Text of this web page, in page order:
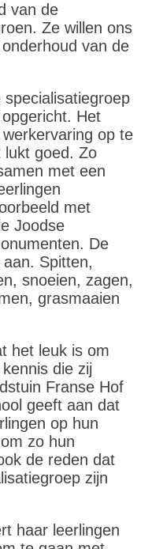
van de
Ze willen ons
van de
Het
op te
lukt goed. Zo
met een
met
Joodse
De
Spitten,
snoeien, zagen,
grasmaaien
het leuk is om
die zij
Franse Hof
geeft aan dat
op hun
zo hun
de reden dat
zijn
haar leerlingen